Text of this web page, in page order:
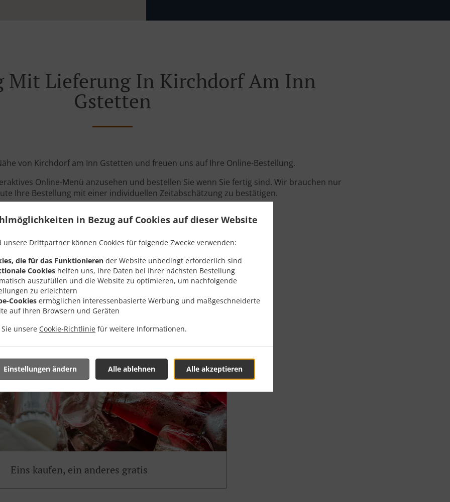
in Bezug auf Cookies auf dieser Website
unsere Drittpartner können Cookies für folgende Zwecke verwenden:
die für das Funktionieren der Website unbedingt erforderlich sind
Cookies helfen uns, Ihre Daten bei Ihrer nächsten Bestellung
auszufüllen und die Website zu optimieren, um nachfolgende
zu erleichtern
Cookies ermöglichen interessenbasierte Werbung und maßgeschneiderte
auf Ihren Browsern und Geräten
unsere Cookie-Richtlinie für weitere Informationen.
Alle akzeptieren
Alle ablehnen
Einstellungen ändern
Mit Lieferung In Kirchdorf Am Inn
Gstetten
von Kirchdorf am Inn Gstetten und freuen uns auf Ihre Online-Bestellung.
Online-Menü anzusehen und bestellen Sie wenn Sie fertig sind. Wir brauchen nur
Ihre Bestellung mit einer individuellen Zeitabschätzung zu bestätigen.
Angebote
Eins kaufen, ein anderes gratis